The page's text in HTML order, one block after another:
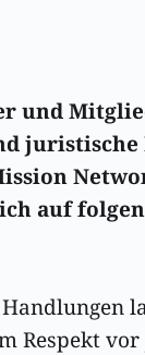
und
juristische
auf
Respekt